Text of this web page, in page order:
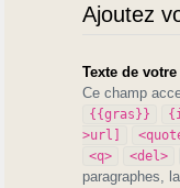
Ajoutez
Texte de
Ce champ
{{gras}}
>url]
<q> <del>
paragraphes,